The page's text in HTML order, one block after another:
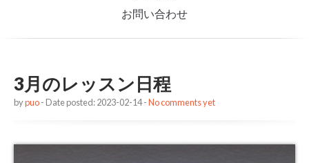
お問い合わせ
3月のレッスン日程
bypuo- Date posted: 2023-02-14 -No comments yet